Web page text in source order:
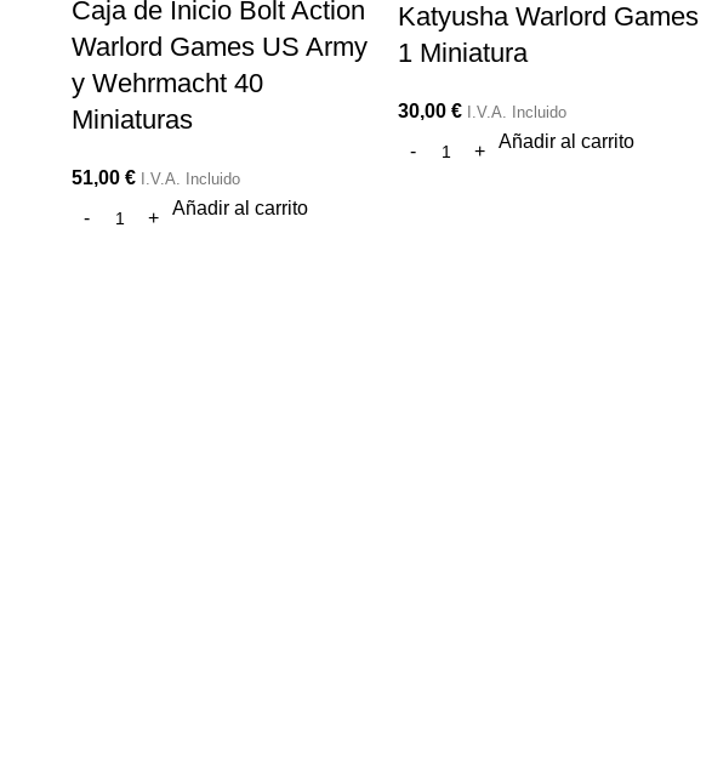
Caja de Inicio Bolt Action
Warlord Games US Army
y Wehrmacht 40
Miniaturas
51,00€ I.V.A. Incluido
Añadir al carrito
Katyusha Warlord Games
1 Miniatura
30,00€ I.V.A. Incluido
Añadir al carrito